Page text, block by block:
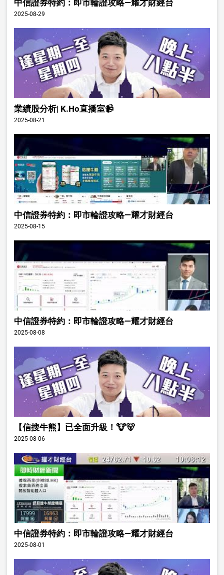
中信證券特約：即市輪證攻略—耀才財經台
2025-08-29
業績股分析| K.Ho直播室📹
2025-08-21
中信證券特約：即市輪證攻略—耀才財經台
2025-08-15
中信證券特約：即市輪證攻略—耀才財經台
2025-08-08
【信搜牛熊】已全面升級！🐮🐻
2025-08-06
中信證券特約：即市輪證攻略—耀才財經台
2025-08-01